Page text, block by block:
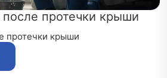
протечки крыши
протечки крыши